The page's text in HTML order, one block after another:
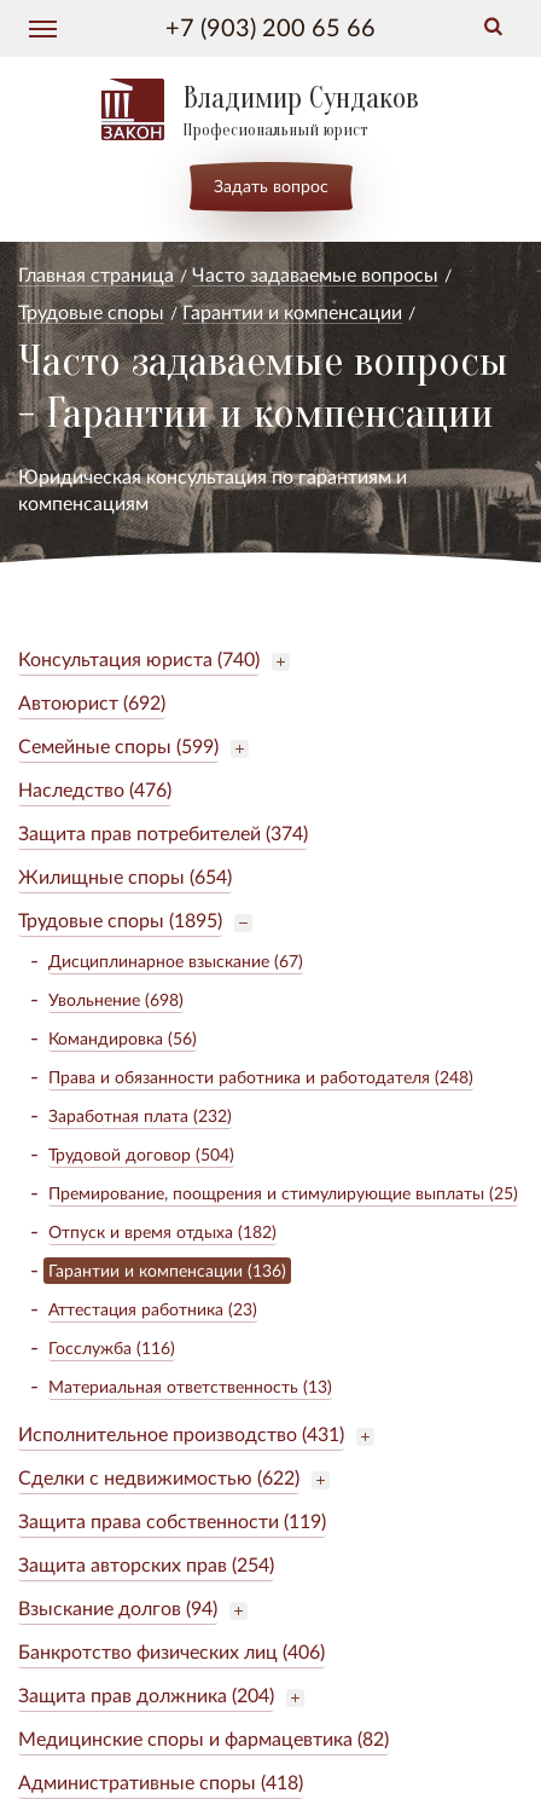
+7 (903) 200 65 66
Владимир Сундаков
Професиональный юрист
Задать вопрос
Главная страница
Часто задаваемые вопросы
Трудовые споры
Гарантии и компенсации
Часто задаваемые вопросы
- Гарантии и компенсации
Юридическая консультация по гарантиям и
компенсациям
Консультация юриста (740)
Автоюрист (692)
Семейные споры (599)
Наследство (476)
Защита прав потребителей (374)
Жилищные споры (654)
Трудовые споры (1895)
Дисциплинарное взыскание (67)
Увольнение (698)
Командировка (56)
Права и обязанности работника и работодателя (248)
Заработная плата (232)
Трудовой договор (504)
Премирование, поощрения и стимулирующие выплаты (25)
Отпуск и время отдыха (182)
Гарантии и компенсации (136)
Аттестация работника (23)
Госслужба (116)
Материальная ответственность (13)
Исполнительное производство (431)
Сделки с недвижимостью (622)
Защита права собственности (119)
Защита авторских прав (254)
Взыскание долгов (94)
Банкротство физических лиц (406)
Защита прав должника (204)
Медицинские споры и фармацевтика (82)
Административные споры (418)